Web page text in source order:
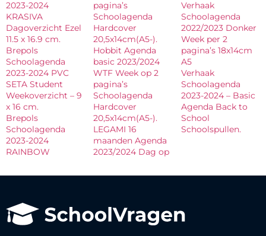
2023-2024
KRASIVA
Dagoverzicht Ezel
11.5 x 16.9 cm.
Brepols
Schoolagenda
2023-2024 PVC
SETA Student
Weekoverzicht – 9
x 16 cm.
Brepols
Schoolagenda
2023-2024
RAINBOW
pagina’s
Schoolagenda
Hardcover
20,5x14cm(A5-).
Hobbit Agenda
basic 2023/2024
WTF Week op 2
pagina’s
Schoolagenda
Hardcover
20,5x14cm(A5-).
LEGAMI 16
maanden Agenda
2023/2024 Dag op
Verhaak
Schoolagenda
2022/2023 Donker
Week per 2
pagina’s 18x14cm
A5
Verhaak
Schoolagenda
2023-2024 – Basic
Agenda Back to
School
Schoolspullen.